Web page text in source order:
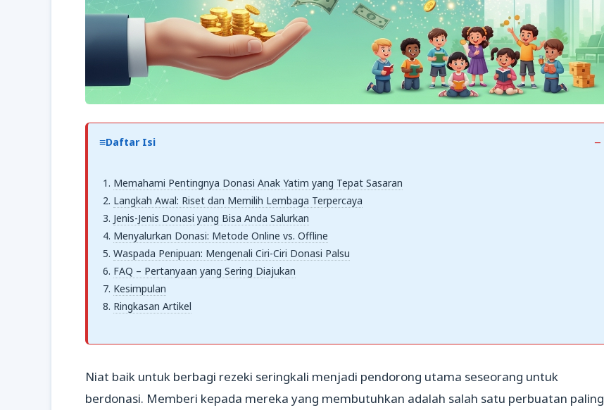
Daftar Isi
Memahami Pentingnya Donasi Anak Yatim yang Tepat Sasaran
Langkah Awal: Riset dan Memilih Lembaga Terpercaya
Jenis-Jenis Donasi yang Bisa Anda Salurkan
Menyalurkan Donasi: Metode Online vs. Offline
Waspada Penipuan: Mengenali Ciri-Ciri Donasi Palsu
FAQ – Pertanyaan yang Sering Diajukan
Kesimpulan
Ringkasan Artikel
Niat baik untuk berbagi rezeki seringkali menjadi pendorong utama seseorang untuk
berdonasi. Memberi kepada mereka yang membutuhkan adalah salah satu perbuatan paling